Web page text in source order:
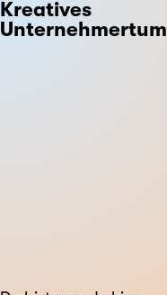
Kreatives
Unternehmertum